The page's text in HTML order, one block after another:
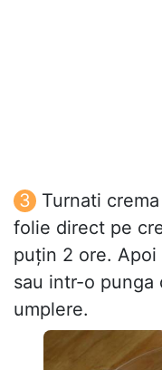
Turnati
folie direct pe
puțin 2 ore.
sau intr-o punga
umplere.